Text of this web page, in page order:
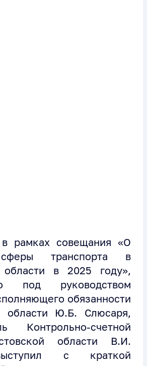
рамках совещания «О
транспорта в
области в 2025 году»,
под руководством
обязанности
области Ю.Б. Слюсаря,
Контрольно-счетной
области В.И.
с краткой